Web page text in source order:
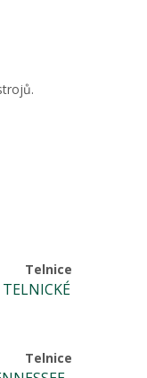
Telnice
Telnice